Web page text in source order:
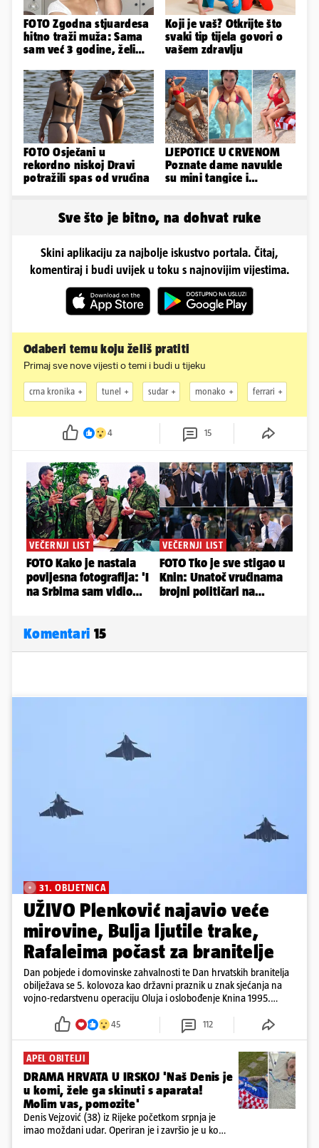
FOTO Zgodna stjuardesa
hitno traži muža: Sama
sam već 3 godine, želim
Koji je vaš? Otkrijte što
svaki tip tijela govori o
vašem zdravlju
FOTO Osječani u
rekordno niskoj Dravi
potražili spas od vrućina
LJEPOTICE U CRVENOM
Poznate dame navukle
su mini tangice i
Sve što je bitno, na dohvat ruke
Skini aplikaciju za najbolje iskustvo portala. Čitaj,
komentiraj i budi uvijek u toku s najnovijim vijestima.
Odaberi temu koju želiš pratiti
Primaj sve nove vijesti o temi i budi u tijeku
crna kronika tunel sudar monako ferrari
4 15
Komentari 15
31. OBLJETNICA
UŽIVO Plenković najavio veće
mirovine, Bulja ljutile trake,
Rafaleima počast za branitelje
Dan pobjede i domovinske zahvalnosti te Dan hrvatskih branitelja
obilježava se 5. kolovoza kao državni praznik u znak sjećanja na
vojno-redarstvenu operaciju Oluja i oslobođenje Knina 1995.
45 112
APEL OBITELJI
DRAMA HRVATA U IRSKOJ 'Naš Denis je
u komi, žele ga skinuti s aparata!
Molim vas, pomozite'
Denis Vejzović (38) iz Rijeke početkom srpnja je
imao moždani udar. Operiran je i završio je u komi.